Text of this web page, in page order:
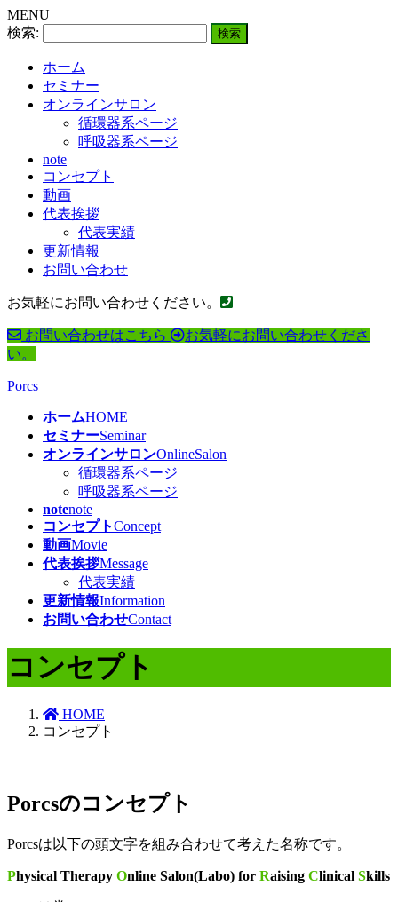
MENU
検索:
ホーム
セミナー
オンラインサロン
循環器系ページ
呼吸器系ページ
note
コンセプト
動画
代表挨拶
代表実績
更新情報
お問い合わせ
お気軽にお問い合わせください。
お問い合わせはこちら
お気軽にお問い合わせくださ
い。
Porcs
ホームHOME
セミナーSeminar
オンラインサロンOnlineSalon
循環器系ページ
呼吸器系ページ
notenote
コンセプトConcept
動画Movie
代表挨拶Message
代表実績
更新情報Information
お問い合わせContact
コンセプト
HOME
コンセプト
Porcsのコンセプト
Porcsは以下の頭文字を組み合わせて考えた名称です。
Physical Therapy Online Salon(Labo) for Raising Clinical Skills